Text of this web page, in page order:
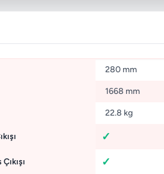
280 mm
1668 mm
22.8 kg